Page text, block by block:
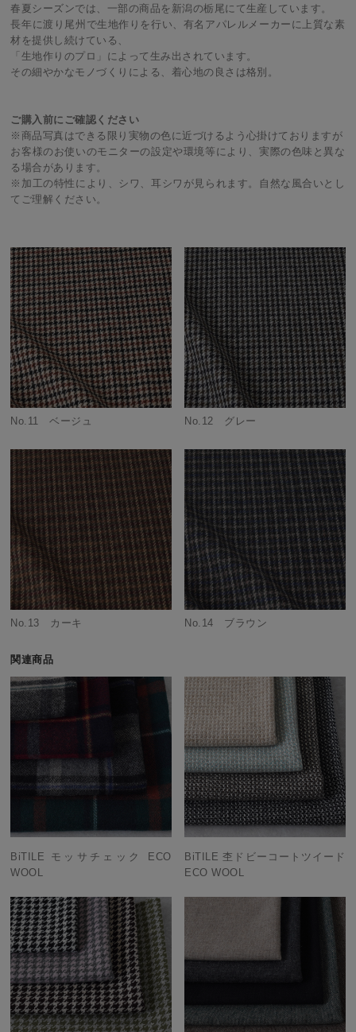
春夏シーズンでは、一部の商品を新潟の栃尾にて生産しています。
長年に渡り尾州で生地作りを行い、有名アパレルメーカーに上質な素
材を提供し続けている、
「生地作りのプロ」によって生み出されています。
その細やかなモノづくりによる、着心地の良さは格別。
ご購入前にご確認ください
※商品写真はできる限り実物の色に近づけるよう心掛けておりますが
お客様のお使いのモニターの設定や環境等により、実際の色味と異な
る場合があります。
※加工の特性により、シワ、耳シワが見られます。自然な風合いとし
てご理解ください。
No.11 ベージュ No.12 グレー
No.13 カーキ No.14 ブラウン
関連商品
BiTILE モッサチェック ECO
WOOL
BiTILE 杢ドビーコートツイード
ECO WOOL